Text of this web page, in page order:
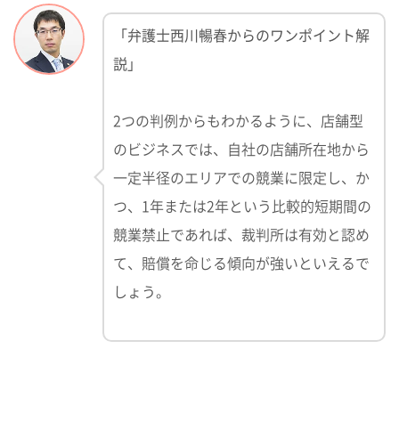
「弁護士西川暢春からのワンポイント解
説」
2つの判例からもわかるように、店舗型
のビジネスでは、自社の店舗所在地から
一定半径のエリアでの競業に限定し、か
つ、1年または2年という比較的短期間の
競業禁止であれば、裁判所は有効と認め
て、賠償を命じる傾向が強いといえるで
しょう。